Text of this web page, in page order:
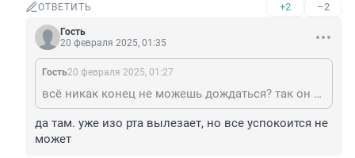
ОТВЕТИТЬ +2 –2
Гость
20 февраля 2025, 01:35
Гость20 февраля 2025, 01:27
всё никак конец не можешь дождаться? так он уже. ты просто не совсем ещё его чувствуешь. хе-хе.
да там. уже изо рта вылезает, но все успокоится не
может